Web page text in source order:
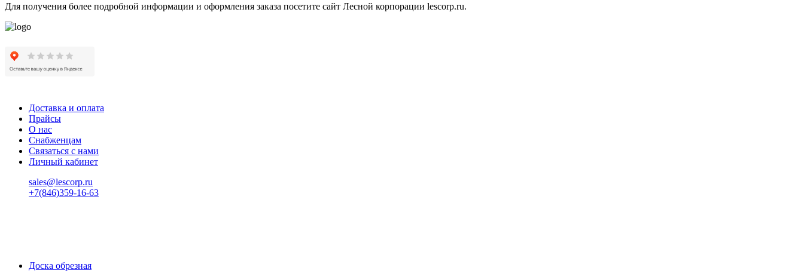
Для получения более подробной информации и оформления заказа посетите сайт Лесной корпорации lescorp.ru.
Доставка и оплата
Прайсы
О нас
Снабженцам
Связаться с нами
Личный кабинет
sales@lescorp.ru
+7(846)359-16-63
Доска обрезная